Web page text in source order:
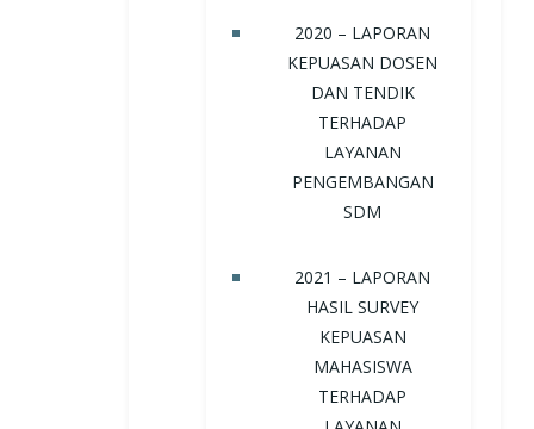
2020 – LAPORAN
KEPUASAN DOSEN
DAN TENDIK
TERHADAP
LAYANAN
PENGEMBANGAN
SDM
2021 – LAPORAN
HASIL SURVEY
KEPUASAN
MAHASISWA
TERHADAP